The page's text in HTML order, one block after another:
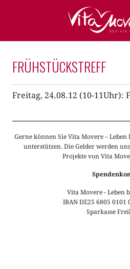
VITA MOVERE
Soziale Betreuungen
FRÜHSTÜCKSTREFF
Freitag, 24.08.12 (10-11Uhr):
Gerne können Sie Vita Movere – Leben
unterstützen. Die Gelder werden
Projekte von Vita
Vita Movere - Leben
IBAN DE25 6805 0101
Sparkasse